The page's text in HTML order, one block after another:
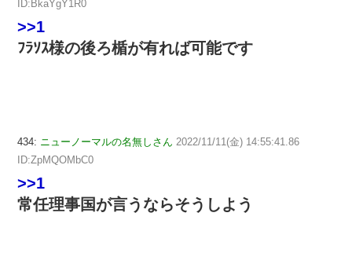
ID:BkaYgY1R0
>>1
ﾌﾗｿｽ様の後ろ楯が有れば可能です
434: ニューノーマルの名無しさん 2022/11/11(金) 14:55:41.86
ID:ZpMQOMbC0
>>1
常任理事国が言うならそうしよう